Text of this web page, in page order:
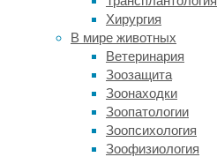
Хирургия
В мире животных
Ветеринария
Зоозащита
Зоонаходки
Зоопатологии
Зоопсихология
Зоофизиология
других
дальних
родственников
человека
разумного,
наверняка
бросилось